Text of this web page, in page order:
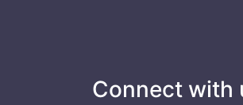
Connect with